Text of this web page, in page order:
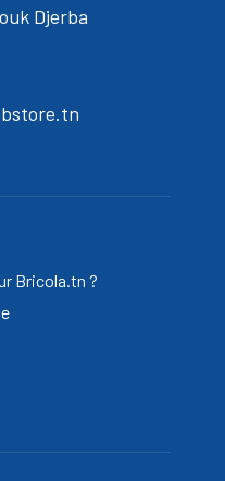
Djerba
Bricola.tn ?